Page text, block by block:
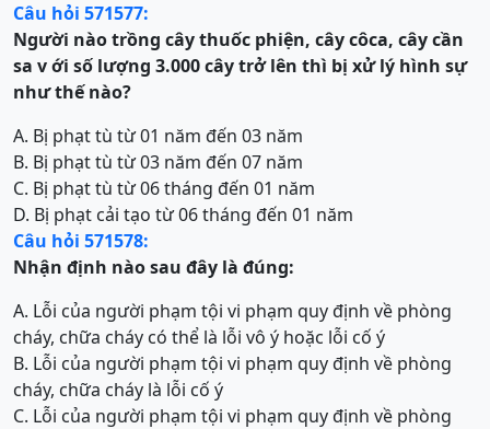
Câu hỏi 571577:
Người nào trồng cây thuốc phiện, cây côca, cây cần
sa v ới số lượng 3.000 cây trở lên thì bị xử lý hình sự
như thế nào?
A. Bị phạt tù từ 01 năm đến 03 năm
B. Bị phạt tù từ 03 năm đến 07 năm
C. Bị phạt tù từ 06 tháng đến 01 năm
D. Bị phạt cải tạo từ 06 tháng đến 01 năm
Câu hỏi 571578:
Nhận định nào sau đây là đúng:
A. Lỗi của người phạm tội vi phạm quy định về phòng
cháy, chữa cháy có thể là lỗi vô ý hoặc lỗi cố ý
B. Lỗi của người phạm tội vi phạm quy định về phòng
cháy, chữa cháy là lỗi cố ý
C. Lỗi của người phạm tội vi phạm quy định về phòng